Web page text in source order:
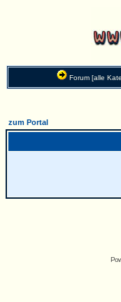
Forum [alle
zum Portal